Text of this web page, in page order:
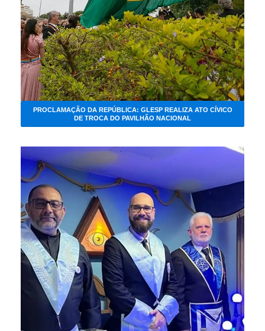
PROCLAMAÇÃO DA REPÚBLICA: GLESP REALIZA ATO CÍVICO
DE TROCA DO PAVILHÃO NACIONAL